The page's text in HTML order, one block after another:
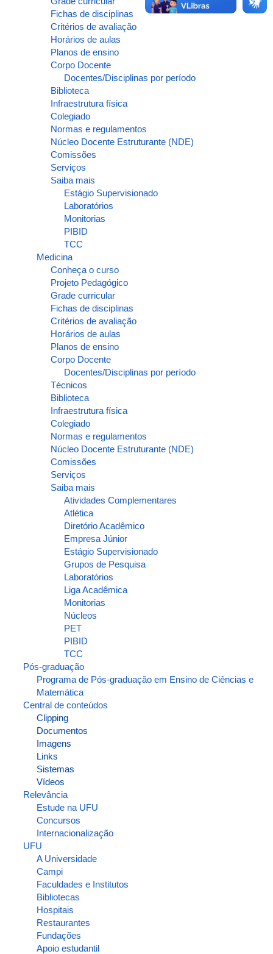
Fichas de disciplinas
Critérios de avaliação
Horários de aulas
Planos de ensino
Corpo Docente
Docentes/Disciplinas por período
Biblioteca
Infraestrutura física
Colegiado
Normas e regulamentos
Núcleo Docente Estruturante (NDE)
Comissões
Serviços
Saiba mais
Estágio Supervisionado
Laboratórios
Monitorias
PIBID
TCC
Medicina
Conheça o curso
Projeto Pedagógico
Grade curricular
Fichas de disciplinas
Critérios de avaliação
Horários de aulas
Planos de ensino
Corpo Docente
Docentes/Disciplinas por período
Técnicos
Biblioteca
Infraestrutura física
Colegiado
Normas e regulamentos
Núcleo Docente Estruturante (NDE)
Comissões
Serviços
Saiba mais
Atividades Complementares
Atlética
Diretório Acadêmico
Empresa Júnior
Estágio Supervisionado
Grupos de Pesquisa
Laboratórios
Liga Acadêmica
Monitorias
Núcleos
PET
PIBID
TCC
Pós-graduação
Programa de Pós-graduação em Ensino de Ciências e
Matemática
Central de conteúdos
Clipping
Documentos
Imagens
Links
Sistemas
Vídeos
Relevância
Estude na UFU
Concursos
Internacionalização
UFU
A Universidade
Campi
Faculdades e Institutos
Bibliotecas
Hospitais
Restaurantes
Fundações
Apoio estudantil